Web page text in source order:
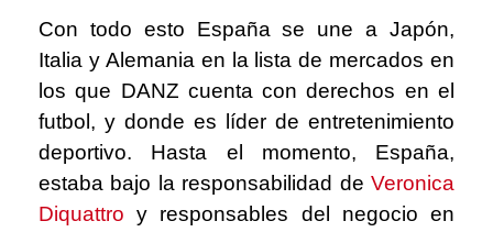
Con todo esto España se une a Japón,
Italia y Alemania en la lista de mercados en
los que DANZ cuenta con derechos en el
futbol, y donde es líder de entretenimiento
deportivo. Hasta el momento, España,
estaba bajo la responsabilidad de Veronica
Diquattro y responsables del negocio en